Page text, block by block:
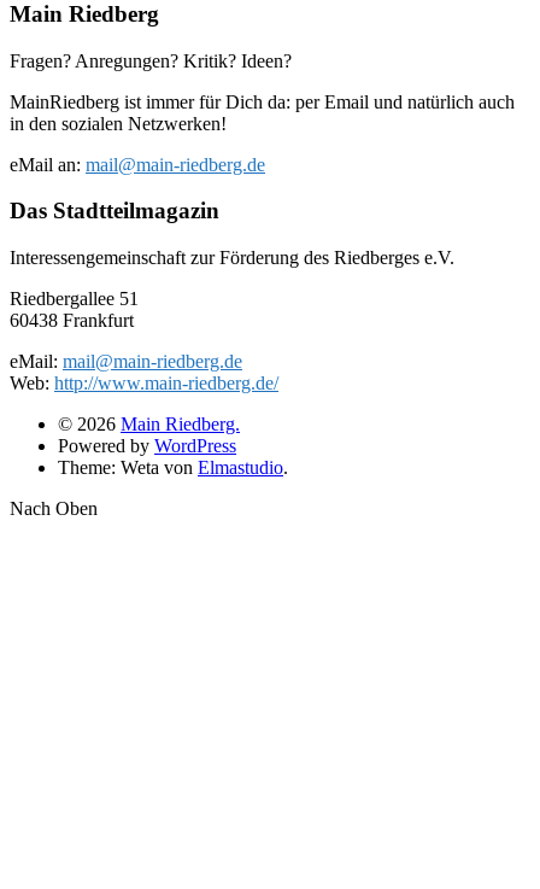
Main Riedberg
Fragen? Anregungen? Kritik? Ideen?
MainRiedberg ist immer für Dich da: per Email und natürlich auch
in den sozialen Netzwerken!
eMail an: mail@main-riedberg.de
Das Stadtteilmagazin
Interessengemeinschaft zur Förderung des Riedberges e.V.
Riedbergallee 51
60438 Frankfurt
eMail: mail@main-riedberg.de
Web: http://www.main-riedberg.de/
© 2026 Main Riedberg.
Powered by WordPress
Theme: Weta von Elmastudio.
Nach Oben